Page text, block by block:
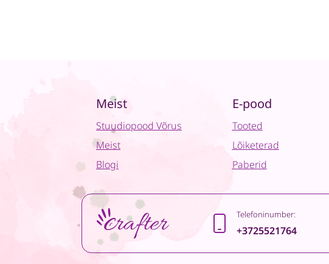
Meist
Stuudiopood Võrus
Meist
Blogi
E-pood
Tooted
Lõiketerad
Paberid
Telefoninumber:
+3725521764